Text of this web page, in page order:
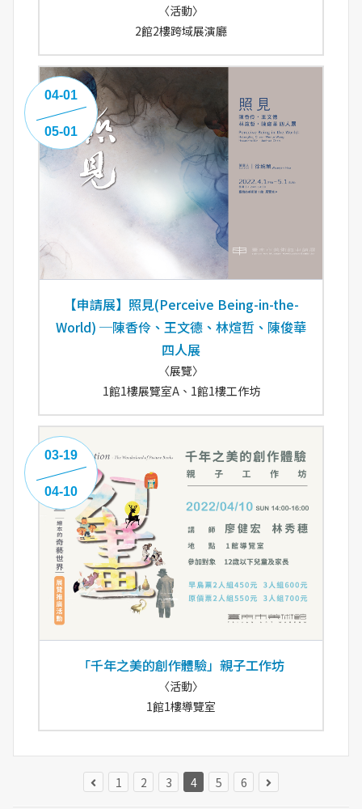
〈活動〉
2館2樓跨域展演廳
【申請展】照見(Perceive Being-in-the-
World) ─陳香伶、王文德、林煊哲、陳俊華
四人展
〈展覽〉
1館1樓展覽室A、1館1樓工作坊
04-01
05-01
「千年之美的創作體驗」親子工作坊
〈活動〉
1館1樓導覽室
03-19
04-10
1 2 3 4 5 6